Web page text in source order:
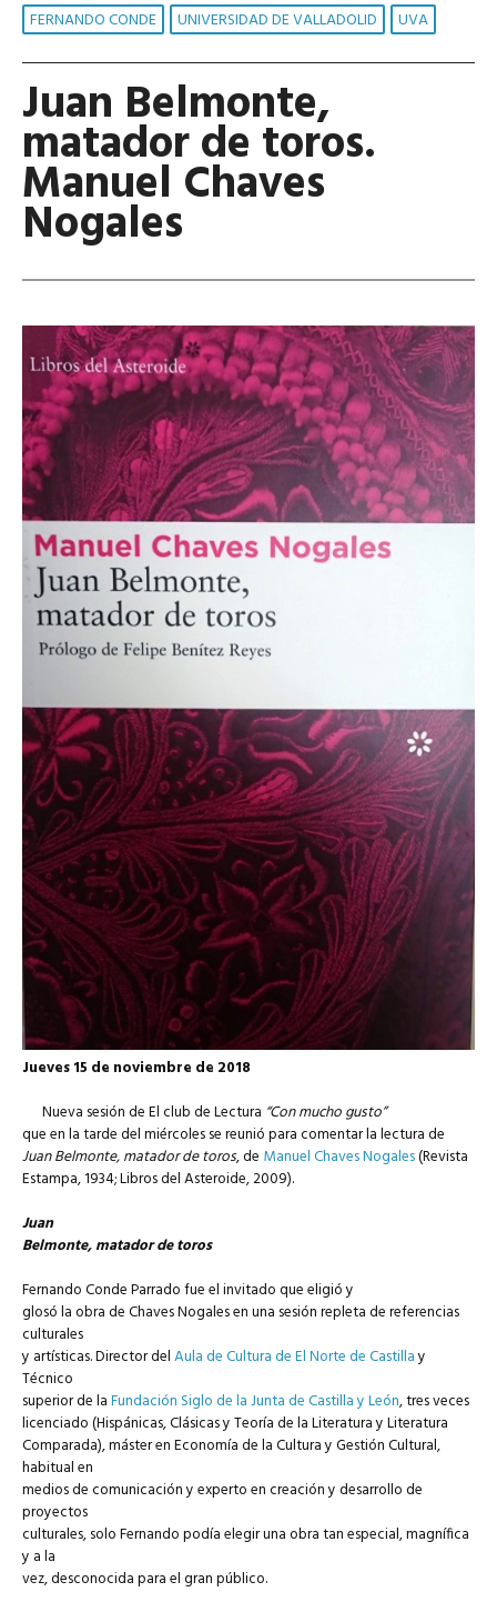
FERNANDO CONDE
UNIVERSIDAD DE VALLADOLID UVA
Juan Belmonte,
matador de toros.
Manuel Chaves
Nogales
Jueves 15 de noviembre de 2018
Nueva sesión de El club de Lectura “Con mucho gusto”
que en la tarde del miércoles se reunió para comentar la lectura de
Juan Belmonte, matador de toros, de Manuel Chaves Nogales(Revista
Estampa, 1934; Libros del Asteroide, 2009).
Juan
Belmonte, matador de toros
Fernando Conde Parrado fue el invitado que eligió y
glosó la obra de Chaves Nogales en una sesión repleta de referencias
culturales
y artísticas. Director delAula de Cultura de El Norte de Castillay
Técnico
superior de laFundación Siglo de la Junta de Castilla y León, tres veces
licenciado (Hispánicas, Clásicas y Teoría de la Literatura y Literatura
Comparada), máster en Economía de la Cultura y Gestión Cultural,
habitual en
medios de comunicación y experto en creación y desarrollo de
proyectos
culturales, solo Fernando podía elegir una obra tan especial, magnífica
y a la
vez, desconocida para el gran público.